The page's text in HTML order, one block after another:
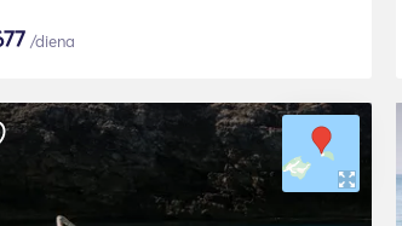
/diena